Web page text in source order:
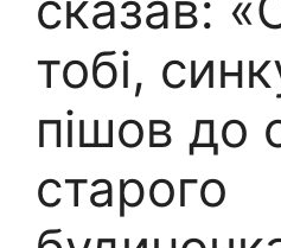
тобі,
пішов до
старого